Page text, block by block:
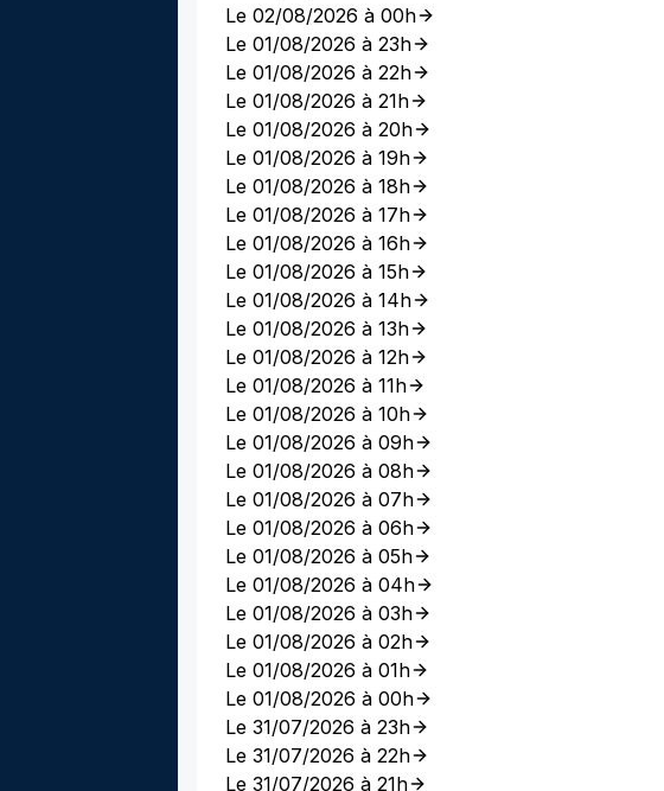
Le 02/08/2026 à 00h
Le 01/08/2026 à 23h
Le 01/08/2026 à 22h
Le 01/08/2026 à 21h
Le 01/08/2026 à 20h
Le 01/08/2026 à 19h
Le 01/08/2026 à 18h
Le 01/08/2026 à 17h
Le 01/08/2026 à 16h
Le 01/08/2026 à 15h
Le 01/08/2026 à 14h
Le 01/08/2026 à 13h
Le 01/08/2026 à 12h
Le 01/08/2026 à 11h
Le 01/08/2026 à 10h
Le 01/08/2026 à 09h
Le 01/08/2026 à 08h
Le 01/08/2026 à 07h
Le 01/08/2026 à 06h
Le 01/08/2026 à 05h
Le 01/08/2026 à 04h
Le 01/08/2026 à 03h
Le 01/08/2026 à 02h
Le 01/08/2026 à 01h
Le 01/08/2026 à 00h
Le 31/07/2026 à 23h
Le 31/07/2026 à 22h
Le 31/07/2026 à 21h